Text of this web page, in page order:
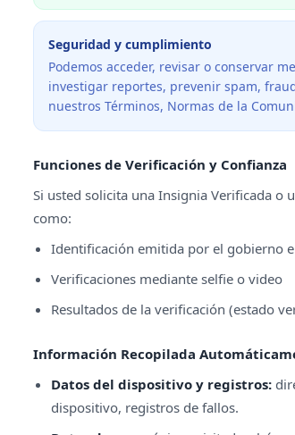
Seguridad y cumplimiento
Podemos acceder, revisar o conservar
investigar reportes, prevenir spam,
nuestros Términos, Normas de la
Funciones de Verificación y Confianza
Si usted solicita una Insignia Verificada
como:
Identificación emitida por el gobierno
Verificaciones mediante selfie o video
Resultados de la verificación (estado
Información Recopilada
Datos del dispositivo y registros:
dispositivo, registros de fallos.